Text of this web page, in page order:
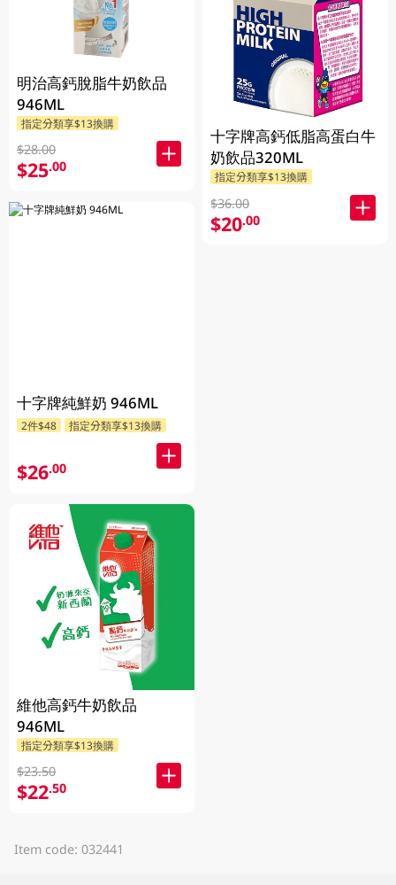
明治高鈣脫脂牛奶飲品
946ML
指定分類享$13換購
$28.00
$25.00
十字牌純鮮奶 946ML
2件$48 指定分類享$13換購
$26.00
維他高鈣牛奶飲品
946ML
指定分類享$13換購
$23.50
$22.50
十字牌高鈣低脂高蛋白牛
奶飲品320ML
指定分類享$13換購
$36.00
$20.00
Item code: 032441